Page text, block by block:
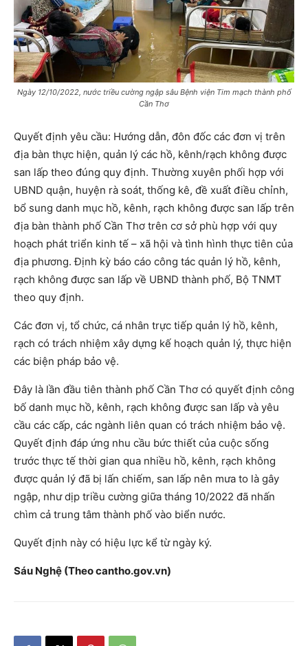
Ngày 12/10/2022, nước triều cường ngập sâu Bệnh viện Tim mạch thành phố
Cần Thơ
Quyết định yêu cầu: Hướng dẫn, đôn đốc các đơn vị trên
địa bàn thực hiện, quản lý các hồ, kênh/rạch không được
san lấp theo đúng quy định. Thường xuyên phối hợp với
UBND quận, huyện rà soát, thống kê, đề xuất điều chỉnh,
bổ sung danh mục hồ, kênh, rạch không được san lấp trên
địa bàn thành phố Cần Thơ trên cơ sở phù hợp với quy
hoạch phát triển kinh tế – xã hội và tình hình thực tiên của
địa phương. Định kỳ báo cáo công tác quản lý hồ, kênh,
rạch không được san lấp về UBND thành phố, Bộ TNMT
theo quy định.
Các đơn vị, tổ chức, cá nhân trực tiếp quản lý hồ, kênh,
rạch có trách nhiệm xây dựng kế hoạch quản lý, thực hiện
các biện pháp bảo vệ.
Đây là lần đầu tiên thành phố Cần Thơ có quyết định công
bố danh mục hồ, kênh, rạch không được san lấp và yêu
cầu các cấp, các ngành liên quan có trách nhiệm bảo vệ.
Quyết định đáp ứng nhu cầu bức thiết của cuộc sống
trước thực tế thời gian qua nhiều hồ, kênh, rạch không
được quản lý đã bị lấn chiếm, san lấp nên mưa to là gây
ngập, như dịp triều cường giữa tháng 10/2022 đã nhấn
chìm cả trung tâm thành phố vào biển nước.
Quyết định này có hiệu lực kể từ ngày ký.
Sáu Nghệ (Theo cantho.gov.vn)